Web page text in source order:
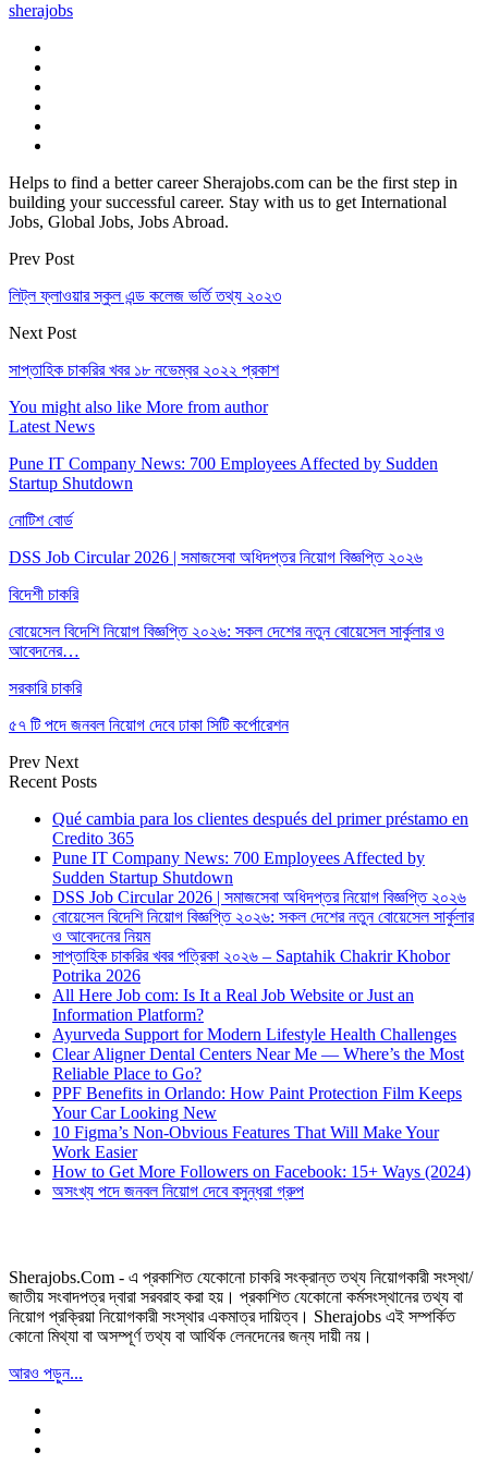
sherajobs
Helps to find a better career Sherajobs.com can be the first step in
building your successful career. Stay with us to get International
Jobs, Global Jobs, Jobs Abroad.
Prev Post
লিট্ল ফ্লাওয়ার স্কুল এন্ড কলেজ ভর্তি তথ্য ২০২৩
Next Post
সাপ্তাহিক চাকরির খবর ১৮ নভেম্বর ২০২২ প্রকাশ
You might also like More from author
Latest News
Pune IT Company News: 700 Employees Affected by Sudden
Startup Shutdown
নোটিশ বোর্ড
DSS Job Circular 2026 | সমাজসেবা অধিদপ্তর নিয়োগ বিজ্ঞপ্তি ২০২৬
বিদেশী চাকরি
বোয়েসেল বিদেশি নিয়োগ বিজ্ঞপ্তি ২০২৬: সকল দেশের নতুন বোয়েসেল সার্কুলার ও
আবেদনের…
সরকারি চাকরি
৫৭ টি পদে জনবল নিয়োগ দেবে ঢাকা সিটি কর্পোরেশন
Prev Next
Recent Posts
Qué cambia para los clientes después del primer préstamo en
Credito 365
Pune IT Company News: 700 Employees Affected by
Sudden Startup Shutdown
DSS Job Circular 2026 | সমাজসেবা অধিদপ্তর নিয়োগ বিজ্ঞপ্তি ২০২৬
বোয়েসেল বিদেশি নিয়োগ বিজ্ঞপ্তি ২০২৬: সকল দেশের নতুন বোয়েসেল সার্কুলার
ও আবেদনের নিয়ম
সাপ্তাহিক চাকরির খবর পত্রিকা ২০২৬ – Saptahik Chakrir Khobor
Potrika 2026
All Here Job com: Is It a Real Job Website or Just an
Information Platform?
Ayurveda Support for Modern Lifestyle Health Challenges
Clear Aligner Dental Centers Near Me — Where’s the Most
Reliable Place to Go?
PPF Benefits in Orlando: How Paint Protection Film Keeps
Your Car Looking New
10 Figma’s Non-Obvious Features That Will Make Your
Work Easier
How to Get More Followers on Facebook: 15+ Ways (2024)
অসংখ্য পদে জনবল নিয়োগ দেবে বসুন্ধরা গ্রুপ
Sherajobs.Com - এ প্রকাশিত যেকোনো চাকরি সংক্রান্ত তথ্য নিয়োগকারী সংস্থা/
জাতীয় সংবাদপত্র দ্বারা সরবরাহ করা হয়। প্রকাশিত যেকোনো কর্মসংস্থানের তথ্য বা
নিয়োগ প্রক্রিয়া নিয়োগকারী সংস্থার একমাত্র দায়িত্ব। Sherajobs এই সম্পর্কিত
কোনো মিথ্যা বা অসম্পূর্ণ তথ্য বা আর্থিক লেনদেনের জন্য দায়ী নয়।
আরও পড়ুন...